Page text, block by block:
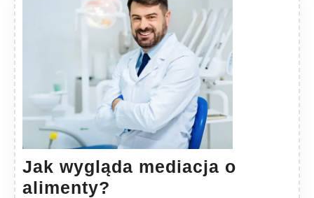
Jak wygląda mediacja o
alimenty?